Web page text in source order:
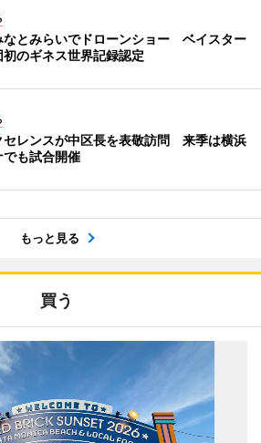
なとみらいでドローンショー ベイスター
初のギネス世界記録認定
セレンスが中区長を表敬訪問 来季は横浜
でも試合開催
もっと見る
買う